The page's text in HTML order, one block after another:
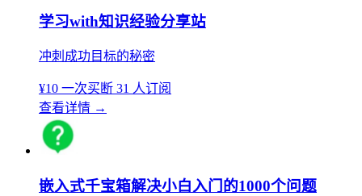
学习with知识经验分享站
冲刺成功目标的秘密
¥10 一次买断 31 人订阅
查看详情 →
嵌入式千宝箱解决小白入门的1000个问题